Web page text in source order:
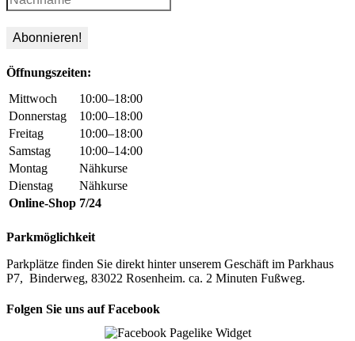
Öffnungszeiten:
Mittwoch
10:00–18:00
Donnerstag
10:00–18:00
Freitag
10:00–18:00
Samstag
10:00–14:00
Montag
Nähkurse
Dienstag
Nähkurse
Online-Shop 7/24
Parkmöglichkeit
Parkplätze finden Sie direkt hinter unserem Geschäft im Parkhaus
P7, Binderweg, 83022 Rosenheim. ca. 2 Minuten Fußweg.
Folgen Sie uns auf Facebook